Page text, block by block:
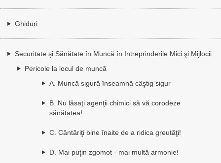
Ghiduri
Securitate şi Sănătate în Muncă în Intreprinderile Mici şi Mijlocii
Pericole la locul de muncă
A. Muncă sigură înseamnă câştig sigur
B. Nu lăsaţi agenţii chimici să vă corodeze
sănătatea!
C. Cântăriţi bine înaite de a ridica greutăţi!
D. Mai puţin zgomot - mai multă armonie!